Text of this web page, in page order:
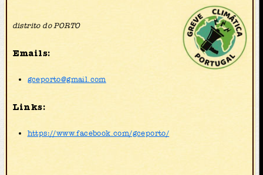
distrito do PORTO
Emails:
gceporto@gmail.com
Links:
https://www.facebook.com/gceporto/